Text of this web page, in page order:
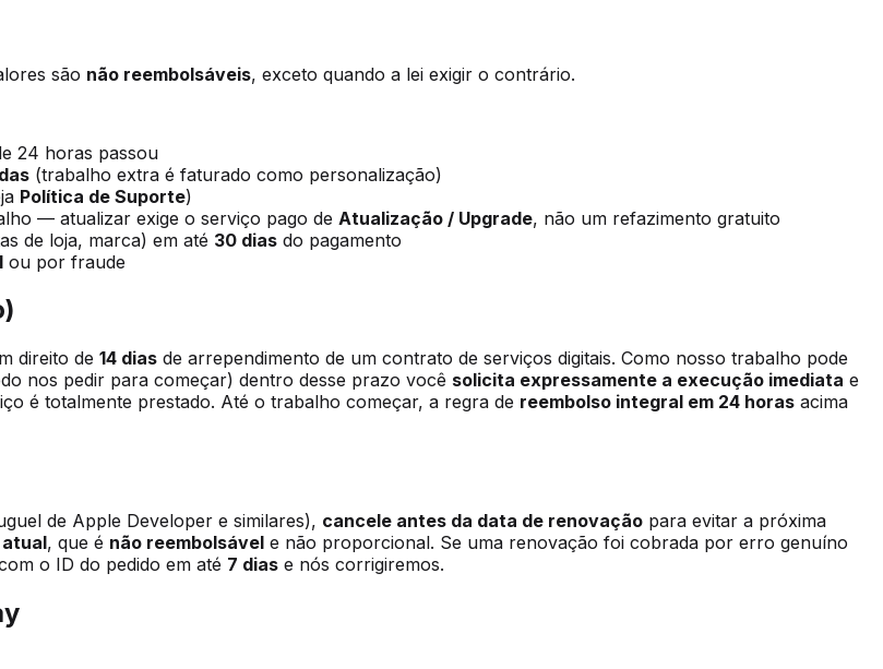
são não reembolsáveis, exceto quando a lei exigir o contrário.
24 horas passou
(trabalho extra é faturado como personalização)
Política de Suporte)
— atualizar exige o serviço pago de Atualização / Upgrade, não um refazimento gratuito
de loja, marca) em até 30 dias do pagamento
ou por fraude
direito de 14 dias de arrependimento de um contrato de serviços digitais. Como nosso trabalho pode
nos pedir para começar) dentro desse prazo você solicita expressamente a execução imediata e
é totalmente prestado. Até o trabalho começar, a regra de reembolso integral em 24 horas acima
de Apple Developer e similares), cancele antes da data de renovação para evitar a próxima
atual, que é não reembolsável e não proporcional. Se uma renovação foi cobrada por erro genuíno
o ID do pedido em até 7 dias e nós corrigiremos.